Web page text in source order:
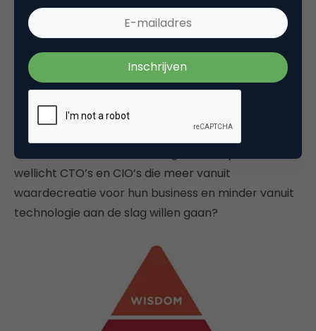
Desence of urgencybij Nederlandse bedrijven om
een CDO aan te stellen, wordt steeds groter.
Echter, waar haal je deze executives vandaan? En
hoe ziet het carrièrepad van de CDO eruit? Zijn dat
webanalisten en conversie-optimalisatie-experts
business skills(verworven) hebben? Zijn het
marketingprofessionals die met een goed
werkende linkerhersenhelft geboren zijn? Of toch
wellicht CTO’s en CIO’s die meer vanuit
waardecreatie voor hun business en minder vanuit
technologie aan de slag willen gaan?